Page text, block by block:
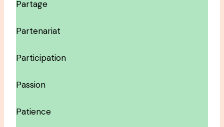
Partage
Partenariat
Participation
Passion
Patience